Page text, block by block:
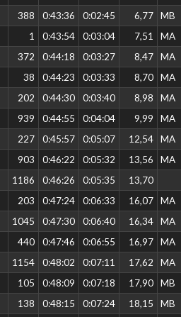
388 0:43:36 0:02:45 6,77
MB
1 0:43:54 0:03:04 7,51
MA
372 0:44:18 0:03:27 8,47
MA
38 0:44:23 0:03:33 8,70
MA
202 0:44:30 0:03:40 8,98
MA
939 0:44:55 0:04:04 9,99
MA
227 0:45:57 0:05:07 12,54
MA
903 0:46:22 0:05:32 13,56
MA
1186 0:46:26 0:05:35
13,70
203 0:47:24 0:06:33 16,07
MA
1045 0:47:30 0:06:40 16,34
MA
440 0:47:46 0:06:55 16,97
MA
1154 0:48:02 0:07:11 17,62
MA
105 0:48:09 0:07:18 17,90
MB
138 0:48:15 0:07:24 18,15
MB